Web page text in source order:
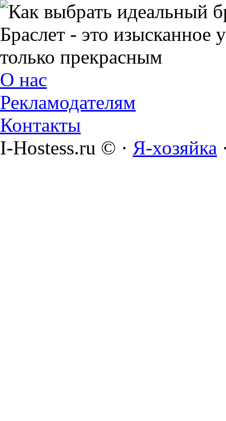
Браслет - это изысканное
только прекрасным
О нас
Рекламодателям
Контакты
I-Hostess.ru © · Я-хозяйка